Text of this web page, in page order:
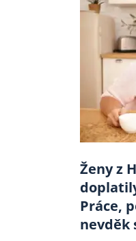
Ženy z
Práce,
nevděk